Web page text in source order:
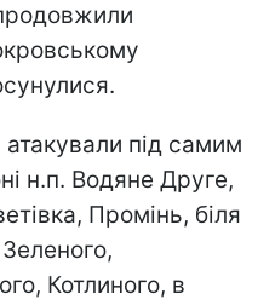
атакували під самим
н.п. Водяне Друге,
Промінь, біля
Котлиного, в